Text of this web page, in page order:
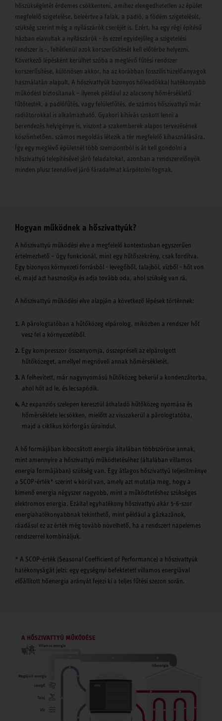
hőszükségletét érdemes csökkenteni, amihez elengedhetetlen az épület
megfelelő szigetelése, beleértve a falak, a padló, a födém szigetelését,
szükség szerint még a nyílászárók cseréjét is. Ezért, ha egy régi építésű
házban elavultak a nyílászárók - és ezzel egyidejűleg a szigetelési
rendszer is -, feltétlenül azok korszerűsítését kell előtérbe helyezni.
Következő lépésként kerülhet szóba a meglévő fűtési rendszer
korszerűsítése, különösen akkor, ha az korábban fosszilis tüzelőanyagok
használatán alapult. A hőszivattyúk bizonyos hőleadókkal hatékonyabb
működést biztosítanak – ilyenek például az alacsony hőmérsékletű
fűtőtestek, a padlófűtés, vagy felületfűtés, de számos hőszivattyú már
radiátorokkal is alkalmazható. Gyakori kihívás szokott lenni a
berendezés helyigénye is, viszont a szakemberek alapos tervezésének
köszönhetően, számos megoldás létezik a tér megfelelő kihasználására.
Így egy meglévő épületnél több szempontból is át kell gondolni a
hőszivattyú telepítésével járó feladatokat, azonban a rendszerelőnyök
minden plusz teendővel járó fáradalmat kárpótolni fognak.
Hogyan működnek a hőszivattyúk?
A hőszivattyú működési elve a megfelelő kontextusban egyszerűen
értelmezhető – úgy funkcionál, mint egy hűtőszekrény, csak fordítva.
Egy bizonyos környezeti forrásból - levegőből, talajból, vízből - hőt von
el, majd azt hasznosítja és adja tovább oda, ahol szükség van rá.
A hőszivattyú működési elve alapján a következő lépések történnek:
A párologtatóban a hűtőközeg elpárolog, miközben a rendszer hőt
vesz fel a környezetéből.
Egy kompresszor összenyomja, összepréseli az elpárolgott
hűtőközeget, amellyel megnöveli annak hőmérsékletét.
A felhevített, már nagynyomású hűtőközeg bekerül a kondenzátorba,
ahol hőt ad le, és lecsapódik.
Az expanziós szelepen keresztül áthaladó hűtőközeg nyomása és
hőmérséklete lecsökken, mielőtt az visszakerül a párologtatóba,
majd a ciklikus körforgás újraindul.
A hő formájában kibocsátott energia általában többszöröse annak,
mint amennyire a hőszivattyú működtetéséhez (általában villamos
energia formájában) szükség van. Egy átlagos hőszivattyú teljesítménye
a SCOP-érték* szerint 4 körül van, amely azt mutatja meg, hogy a
kimenő energia négyszer nagyobb, mint a működtetéshez szükséges
elektromos energia. Ezáltal egyhatékony hőszivattyú akár 5-6-szor
energiahatékonyabbnak tekinthető, mint például a gázkazánok,
ráadásul ez az érték még tovább növelhető, ha a rendszert napelemes
rendszerrel kombináljuk.
* A SCOP-érték (Seasonal Coefficient of Performance) a hőszivattyúk
hatékonyságát jelzi: egy egységnyi befektetett villamos energiával
előállított hőenergia arányát fejezi ki a teljes fűtési szezon során.